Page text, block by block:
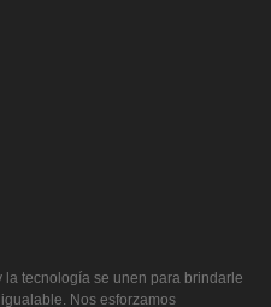
tecnología se unen para brindarle
Nos esforzamos